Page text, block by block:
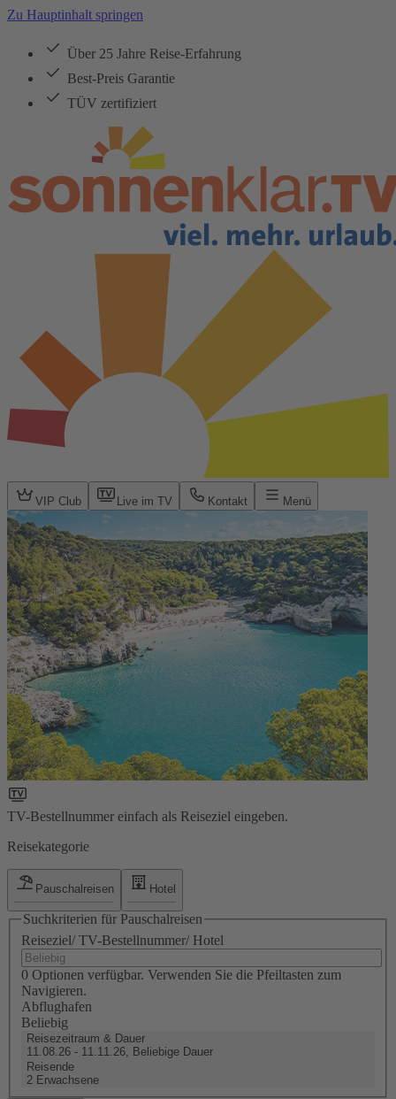
Zu Hauptinhalt springen
Über 25 Jahre Reise-Erfahrung
Best-Preis Garantie
TÜV zertifiziert
VIP Club Live im TV Kontakt Menü
TV-Bestellnummer einfach als Reiseziel eingeben.
Reisekategorie
Pauschalreisen Hotel
Suchkriterien für Pauschalreisen
Reiseziel/ TV-Bestellnummer/ Hotel
0 Optionen verfügbar. Verwenden Sie die Pfeiltasten zum
Navigieren.
Abflughafen
Beliebig
Reisezeitraum & Dauer
11.08.26 - 11.11.26, Beliebige Dauer
Reisende
2 Erwachsene